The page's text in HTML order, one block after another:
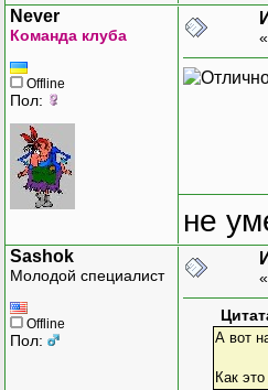
Never
Команда клуба
Offline
Пол:
«
не
Sashok
Молодой специалист
Offline
Пол:
«
А вот
Как